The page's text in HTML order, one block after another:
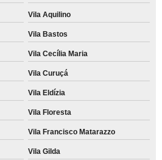
Vila Aquilino
Vila Bastos
Vila Cecília Maria
Vila Curuçá
Vila Eldízia
Vila Floresta
Vila Francisco Matarazzo
Vila Gilda